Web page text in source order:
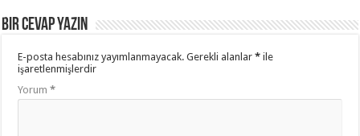
Bir cevap yazın
E-posta hesabınız yayımlanmayacak. Gerekli alanlar* ile
işaretlenmişlerdir
Yorum*